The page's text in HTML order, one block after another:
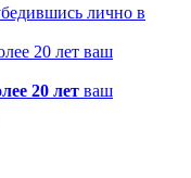
лично в
20 лет ваш